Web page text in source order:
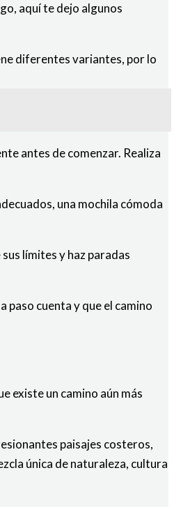
aquí te dejo algunos
diferentes variantes, por lo
antes de comenzar. Realiza
una mochila cómoda
límites y haz paradas
paso cuenta y que el camino
existe un camino aún más
paisajes costeros,
única de naturaleza, cultura